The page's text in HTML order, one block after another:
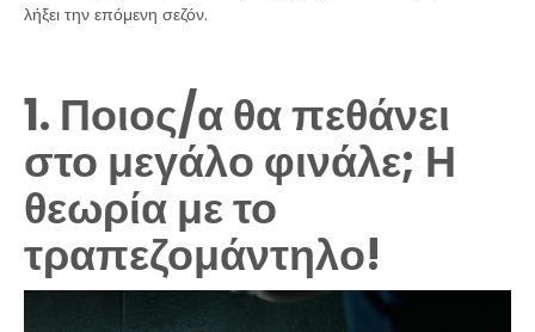
λήξει την επόμενη σεζόν.
1. Ποιος/α θα πεθάνει
στο μεγάλο φινάλε; Η
θεωρία με το
τραπεζομάντηλο!